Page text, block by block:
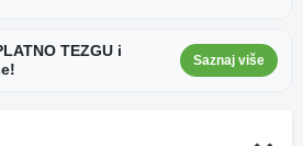
TEZGU i
Saznaj više